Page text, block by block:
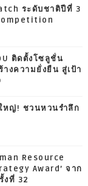
ระดับชาติปีที่ 3
ติดตั้งโซลูชั่น
งความยั่งยืน สู่เป้า
หญ่! ชวนหวนรำลึก
Resource
Award’ จาก
งที่ 32